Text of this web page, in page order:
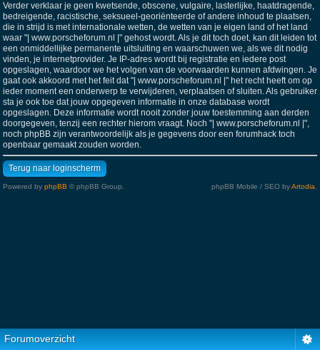
Verder verklaar je geen kwetsende, obscene, vulgaire, lasterlijke, haatdragende,
bedreigende, racistische, seksueel-georiënteerde of andere inhoud te plaatsen,
die in strijd is met internationale wetten, de wetten van je eigen land of het land
waar "| www.porscheforum.nl |" gehost wordt. Als je dit toch doet, kan dit leiden tot
een onmiddellijke permanente uitsluiting en waarschuwen we, als we dit nodig
vinden, je internetprovider. Je IP-adres wordt bij registratie en iedere post
opgeslagen, waardoor we het volgen van de voorwaarden kunnen afdwingen. Je
gaat ook akkoord met het feit dat "| www.porscheforum.nl |" het recht heeft om op
ieder moment een onderwerp te verwijderen, verplaatsen of sluiten. Als gebruiker
sta je ook toe dat jouw opgegeven informatie in onze database wordt
opgeslagen. Deze informatie wordt nooit zonder jouw toestemming aan derden
doorgegeven, tenzij een rechter hierom vraagt. Noch "| www.porscheforum.nl |",
noch phpBB zijn verantwoordelijk als je gegevens door een forumhack toch
openbaar gemaakt zouden worden.
Terug naar loginscherm
Powered by phpBB © phpBB Group. phpBB Mobile / SEO byArtodia
Forumoverzicht